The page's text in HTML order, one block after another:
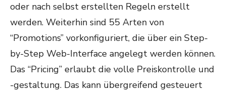
oder nach selbst erstellten Regeln erstellt
werden. Weiterhin sind 55 Arten von
“Promotions” vorkonfiguriert, die über ein Step-
by-Step Web-Interface angelegt werden können.
Das “Pricing” erlaubt die volle Preiskontrolle und
-gestaltung. Das kann übergreifend gesteuert